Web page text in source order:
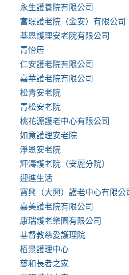
永生護養院有限公司
富璟護老院（金安）有限公司
基恩護理安老院有限公司
青怡居
仁安護老院有限公司
嘉華護老院有限公司
松青安老院
青松安老院
桃花源護老中心有限公司
如意護理安老院
淨恩安老院
輝濤護老院（安麗分院）
迎進生活
寶興（大興）護老中心有限公
嘉美護老院有限公司
康瑞護老樂園有限公司
基督教慈愛護理院
栢景護理中心
慈和長者之家